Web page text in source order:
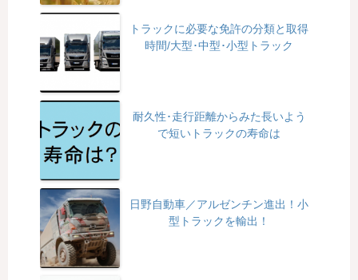
トラックに必要な免許の分類と取得
時間/大型･中型･小型トラック
耐久性･走行距離からみた長いよう
で短いトラックの寿命は
日野自動車／アルゼンチン進出！小
型トラックを輸出！